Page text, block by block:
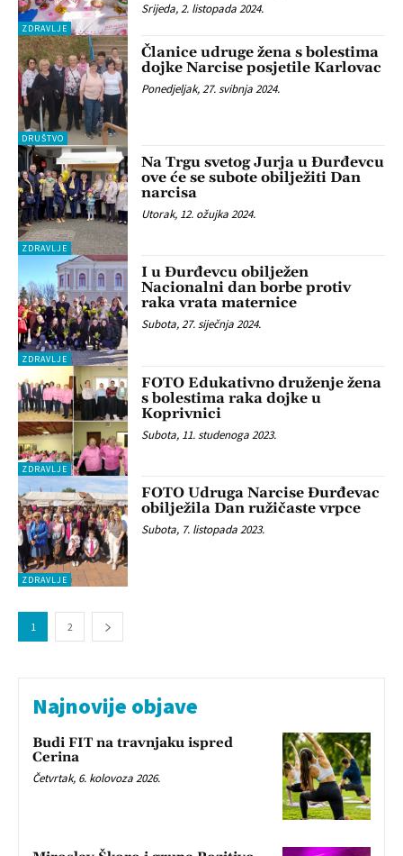
ZDRAVLJE
Srijeda, 2. listopada 2024.
DRUŠTVO
Članice udruge žena s bolestima
dojke Narcise posjetile Karlovac
Ponedjeljak, 27. svibnja 2024.
ZDRAVLJE
Na Trgu svetog Jurja u Đurđevcu
ove će se subote obilježiti Dan
narcisa
Utorak, 12. ožujka 2024.
ZDRAVLJE
I u Đurđevcu obilježen
Nacionalni dan borbe protiv
raka vrata maternice
Subota, 27. siječnja 2024.
ZDRAVLJE
FOTO Edukativno druženje žena
s bolestima raka dojke u
Koprivnici
Subota, 11. studenoga 2023.
ZDRAVLJE
FOTO Udruga Narcise Đurđevac
obilježila Dan ružičaste vrpce
Subota, 7. listopada 2023.
1 2
Najnovije objave
Budi FIT na travnjaku ispred
Cerina
Četvrtak, 6. kolovoza 2026.